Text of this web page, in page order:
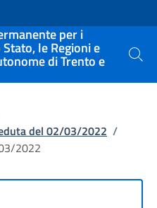
per i
le Regioni e
di Trento e Cerca
del 02/03/2022 /
2022